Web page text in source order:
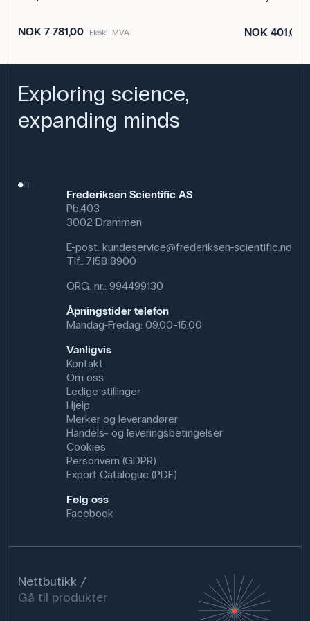
NOK 7 781,00 Ekskl. MVA. NOK 401,00
Exploring science,
expanding minds
Frederiksen Scientific AS
Pb.403
3002 Drammen
E-post: kundeservice@frederiksen-scientific.no
Tlf.: 7158 8900
ORG. nr.: 994499130
Åpningstider telefon
Mandag-Fredag: 09.00-15.00
Vanligvis
Kontakt
Om oss
Ledige stillinger
Hjelp
Merker og leverandører
Handels- og leveringsbetingelser
Cookies
Personvern (GDPR)
Export Catalogue (PDF)
Følg oss
Facebook
Nettbutikk
Gå til produkter